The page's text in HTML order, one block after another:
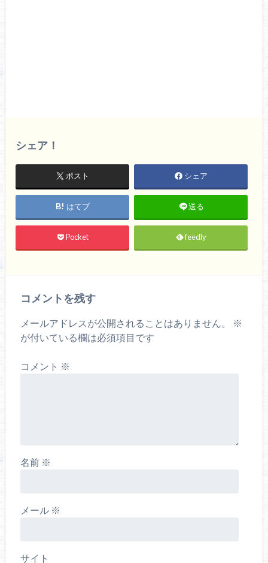
シェア！
ポスト シェア
はてブ 送る
Pocket feedly
コメントを残す
メールアドレスが公開されることはありません。
※
が付いている欄は必須項目です
コメント ※
名前 ※
メール ※
サイト